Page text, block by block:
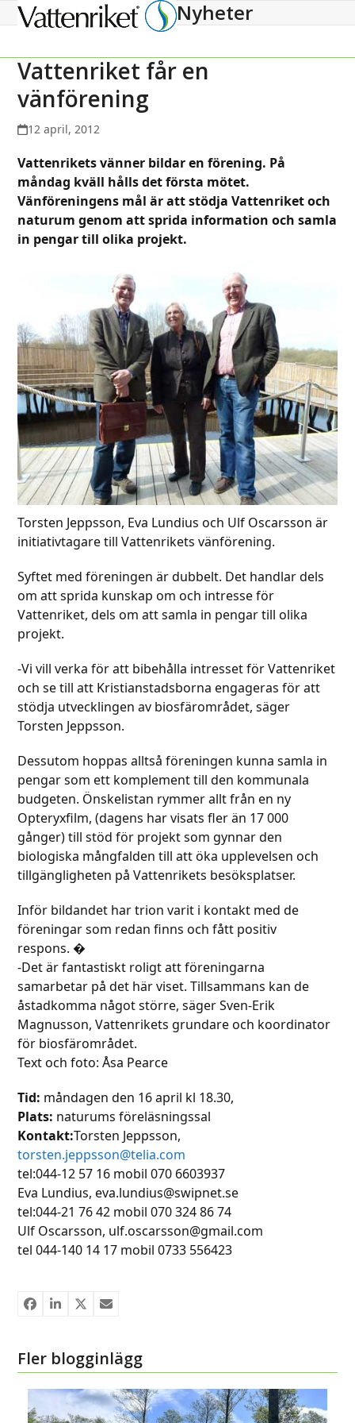
Open
menu
Close
menu
Nyheter
Vattenriket får en
vänförening
12 april, 2012
Vattenrikets vänner bildar en förening. På
måndag kväll hålls det första mötet.
Vänföreningens mål är att stödja Vattenriket och
naturum genom att sprida information och samla
in pengar till olika projekt.
Torsten Jeppsson, Eva Lundius och Ulf Oscarsson är
initiativtagare till Vattenrikets vänförening.
Syftet med föreningen är dubbelt. Det handlar dels
om att sprida kunskap om och intresse för
Vattenriket, dels om att samla in pengar till olika
projekt.
-Vi vill verka för att bibehålla intresset för Vattenriket
och se till att Kristianstadsborna engageras för att
stödja utvecklingen av biosfärområdet, säger
Torsten Jeppsson.
Dessutom hoppas alltså föreningen kunna samla in
pengar som ett komplement till den kommunala
budgeten. Önskelistan rymmer allt från en ny
Opteryxfilm, (dagens har visats fler än 17 000
gånger) till stöd för projekt som gynnar den
biologiska mångfalden till att öka upplevelsen och
tillgängligheten på Vattenrikets besöksplatser.
Inför bildandet har trion varit i kontakt med de
föreningar som redan finns och fått positiv
respons. �
-Det är fantastiskt roligt att föreningarna
samarbetar på det här viset. Tillsammans kan de
åstadkomma något större, säger Sven-Erik
Magnusson, Vattenrikets grundare och koordinator
för biosfärområdet.
Text och foto: Åsa Pearce
Tid: måndagen den 16 april kl 18.30,
Plats: naturums föreläsningssal
Kontakt:Torsten Jeppsson,
torsten.jeppsson@telia.com
tel:044-12 57 16 mobil 070 6603937
Eva Lundius, eva.lundius@swipnet.se
tel:044-21 76 42 mobil 070 324 86 74
Ulf Oscarsson, ulf.oscarsson@gmail.com
tel 044-140 14 17 mobil 0733 556423
Fler blogginlägg